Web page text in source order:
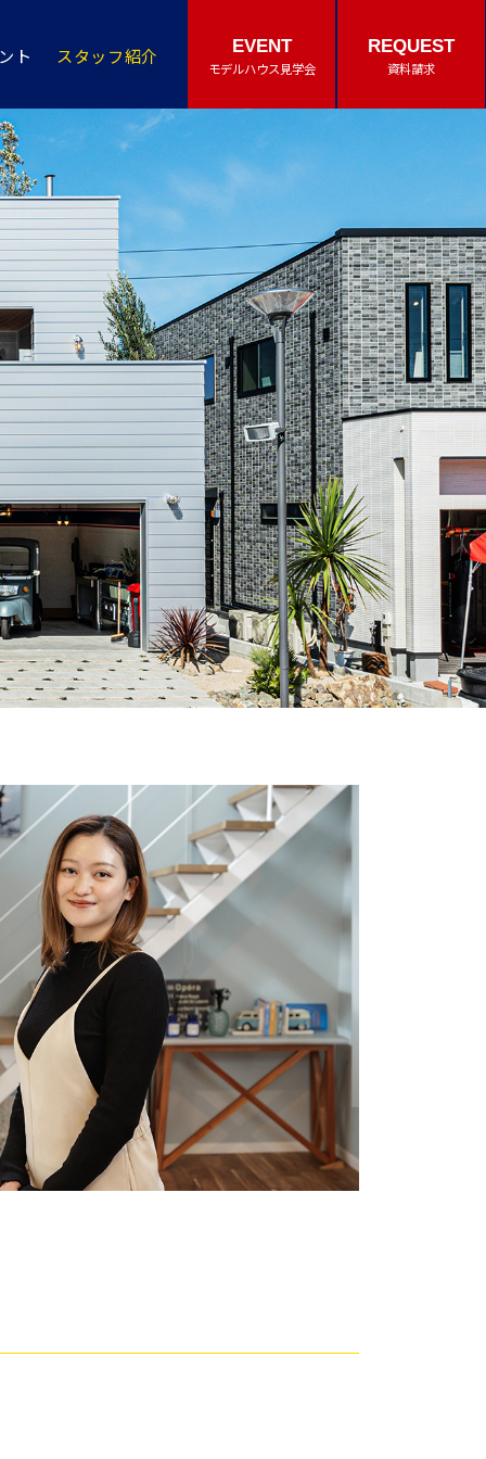
ト スタッフ紹介 EVENT
モデルハウス見学会
REQUEST
資料請求